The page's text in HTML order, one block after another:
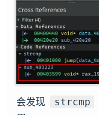
会发现 strcmp